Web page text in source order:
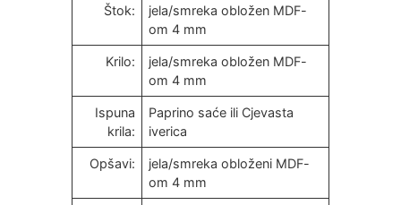
Štok:
jela/smreka obložen MDF-
om 4 mm
Krilo:
jela/smreka obložen MDF-
om 4 mm
Ispuna
krila:
Paprino saće ili Cjevasta
iverica
Opšavi:
jela/smreka obloženi MDF-
om 4 mm